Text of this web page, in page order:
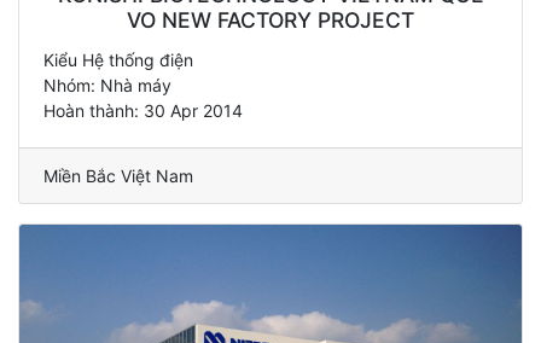
VO NEW FACTORY PROJECT
Kiểu Hệ thống điện
Nhóm: Nhà máy
Hoàn thành: 30 Apr 2014
Miền Bắc Việt Nam